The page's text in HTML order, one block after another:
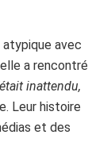
atypique avec
a rencontré
inattendu,
Leur histoire
et des